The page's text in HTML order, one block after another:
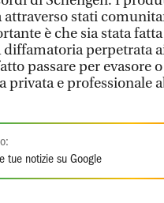
stati
è che sia stata
diffamatoria perpetrata
passare per evasore
privata e professionale
tue notizie su Google